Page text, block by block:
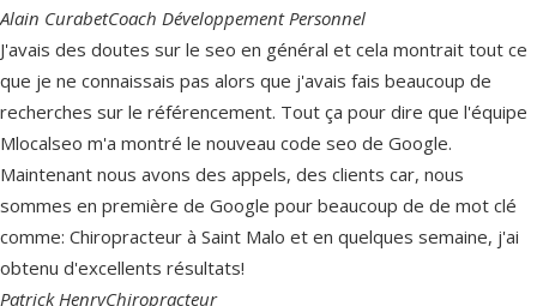
Alain CurabetCoach Développement Personnel
J'avais des doutes sur le seo en général et cela montrait tout ce
que je ne connaissais pas alors que j'avais fais beaucoup de
recherches sur le référencement. Tout ça pour dire que l'équipe
Mlocalseo m'a montré le nouveau code seo de Google.
Maintenant nous avons des appels, des clients car, nous
sommes en première de Google pour beaucoup de de mot clé
comme: Chiropracteur à Saint Malo et en quelques semaine, j'ai
obtenu d'excellents résultats!
Patrick HenryChiropracteur